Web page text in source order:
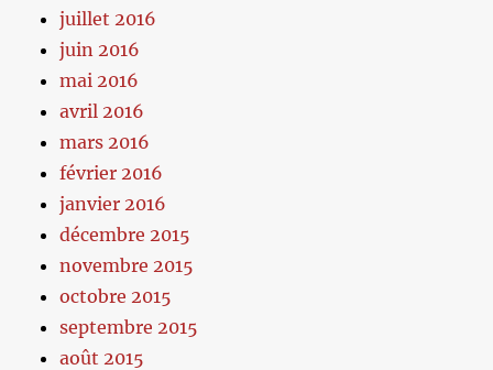
juillet 2016
juin 2016
mai 2016
avril 2016
mars 2016
février 2016
janvier 2016
décembre 2015
novembre 2015
octobre 2015
septembre 2015
août 2015